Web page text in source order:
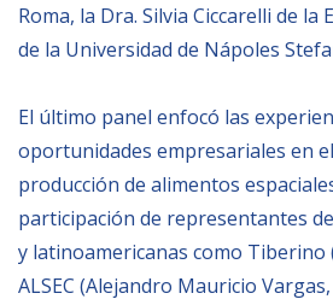
Roma, la Dra. Silvia Ciccarelli de la
de la Universidad de Nápoles
El último panel enfocó las
oportunidades empresariales en
producción de alimentos
participación de representantes
y latinoamericanas como Tiberino
ALSEC (Alejandro Mauricio